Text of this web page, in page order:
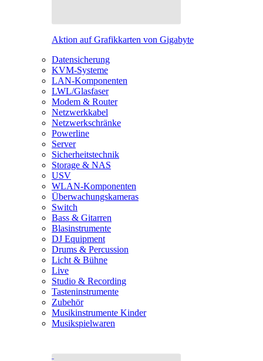
Aktion auf Grafikkarten von Gigabyte
Datensicherung
KVM-Systeme
LAN-Komponenten
LWL/Glasfaser
Modem & Router
Netzwerkkabel
Netzwerkschränke
Powerline
Server
Sicherheitstechnik
Storage & NAS
USV
WLAN-Komponenten
Überwachungskameras
Switch
Bass & Gitarren
Blasinstrumente
DJ Equipment
Drums & Percussion
Licht & Bühne
Live
Studio & Recording
Tasteninstrumente
Zubehör
Musikinstrumente Kinder
Musikspielwaren